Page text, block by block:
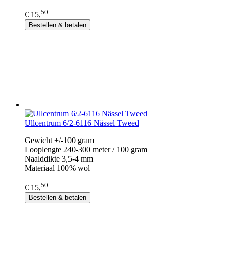
€ 15,50
Bestellen & betalen
Ullcentrum 6/2-6116 Nässel Tweed
Gewicht +/-100 gram
Looplengte 240-300 meter / 100 gram
Naalddikte 3,5-4 mm
Materiaal 100% wol
€ 15,50
Bestellen & betalen